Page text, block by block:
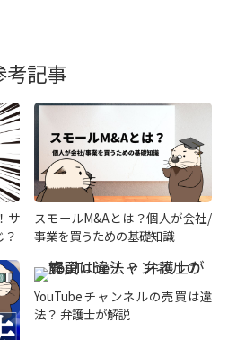
考記事
サ
スモールM&Aとは？個人が会社/
事業を買うための基礎知識
YouTubeチャンネルの売買は違
法？ 弁護士が解説